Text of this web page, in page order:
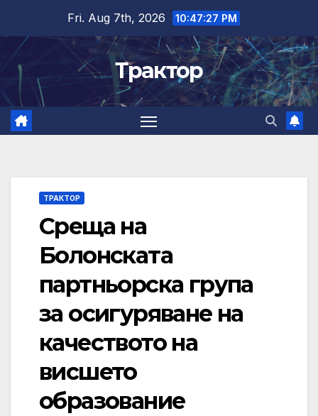
content
Fri. Aug 7th, 2026 10:47:28 PM
Трактор
ТРАКТОР
Среща на
Болонската
партньорска група
за осигуряване на
качеството на
висшето
образование